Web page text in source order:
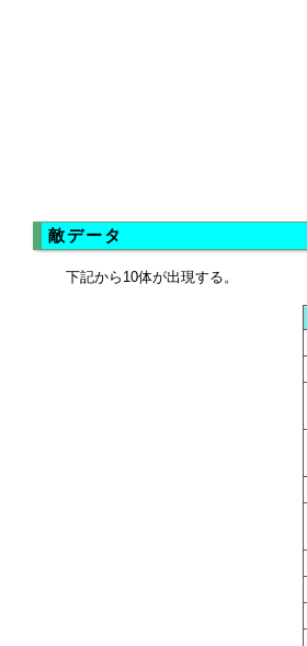
敵データ
下記から10体が出現する。